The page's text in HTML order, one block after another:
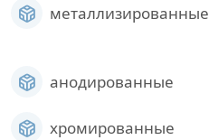
металлизированные
анодированные
хромированные